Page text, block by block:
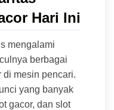
Hari Ini
mengalami
berbagai
di mesin pencari.
yang banyak
gacor, dan slot